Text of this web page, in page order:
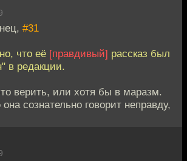
#31
что её [правдивый] рассказ был
в редакции.
верить, или хотя бы в маразм.
сознательно говорит неправду,